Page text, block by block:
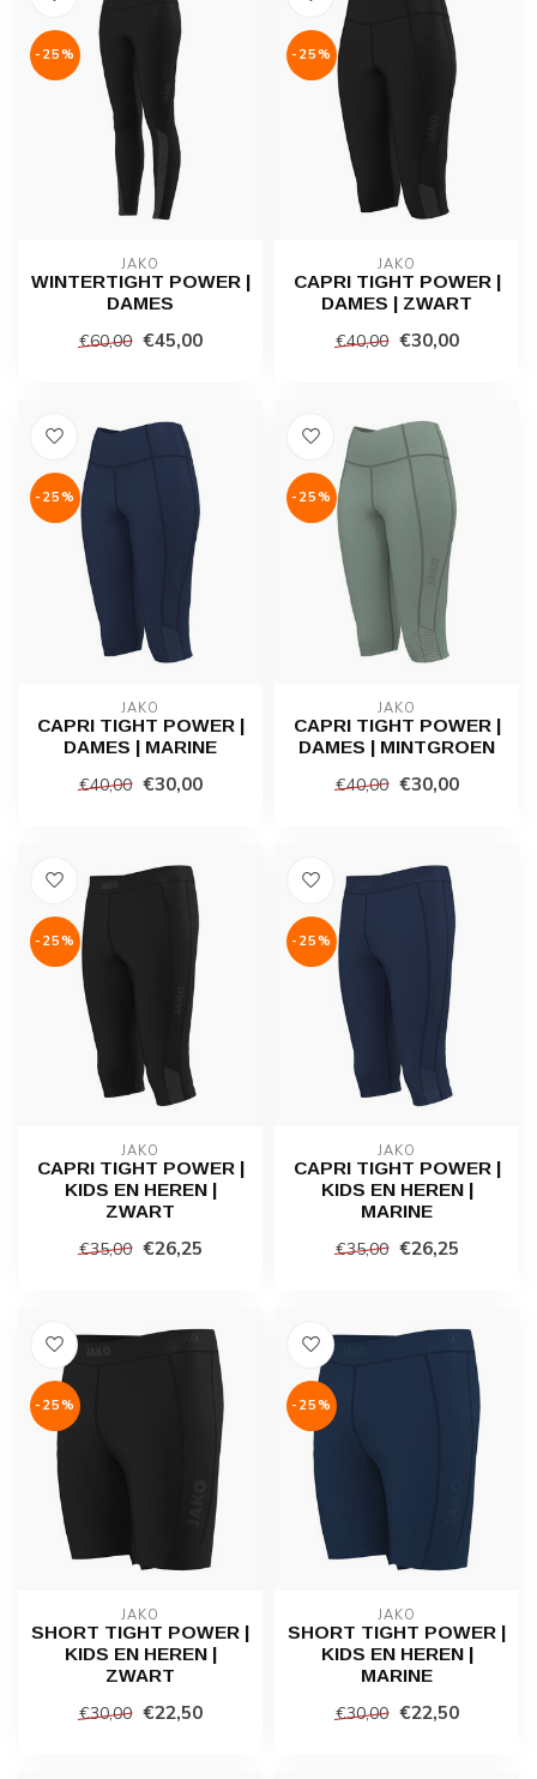
-25%
JAKO
WINTERTIGHT POWER |
DAMES
€60,00 €45,00
-25%
JAKO
CAPRI TIGHT POWER |
DAMES | ZWART
€40,00 €30,00
-25%
JAKO
CAPRI TIGHT POWER |
DAMES | MARINE
€40,00 €30,00
-25%
JAKO
CAPRI TIGHT POWER |
DAMES | MINTGROEN
€40,00 €30,00
-25%
JAKO
CAPRI TIGHT POWER |
KIDS EN HEREN |
ZWART
€35,00 €26,25
-25%
JAKO
CAPRI TIGHT POWER |
KIDS EN HEREN |
MARINE
€35,00 €26,25
-25%
JAKO
SHORT TIGHT POWER |
KIDS EN HEREN |
ZWART
€30,00 €22,50
-25%
JAKO
SHORT TIGHT POWER |
KIDS EN HEREN |
MARINE
€30,00 €22,50